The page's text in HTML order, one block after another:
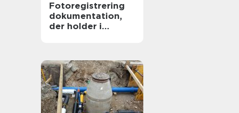
Fotoregistrering
dokumentation,
der holder i